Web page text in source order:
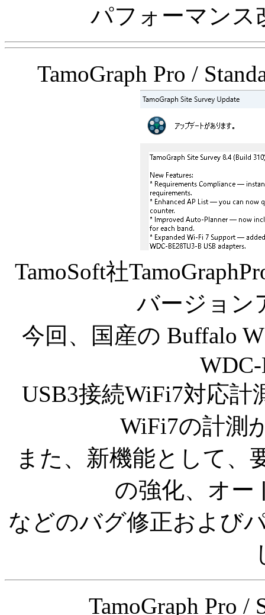
パフォーマンス
TamoGraph Pro /
TamoSoft社
バージョン
今回、国産の Buffalo
USB3接続WiFi7対応
WiFi7の計測
また、新機能として、
の強化、オー
などのバグ修正および
TamoGraph Pro /